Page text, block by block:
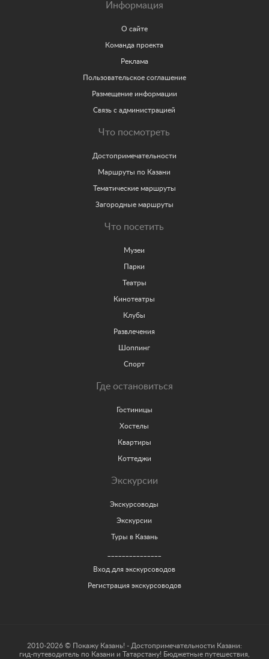
Информация
О сайте
Команда проекта
Реклама
Пользовательское соглашение
Размещение информации
Связь с администрацией
Что посмотреть
Достопримечательности
Маршруты по Казани
Тематические маршруты
Загородные маршруты
Что посетить
Музеи
Парки
Театры
Кинотеатры
Клубы
Развлечения
Шоппинг
Спорт
Где остановиться
Гостиницы
Хостелы
Квартиры
Коттеджи
Экскурсии
Экскурсоводы
Экскурсии
Туры в Казань
Вход для экскурсоводов
Регистрация экскурсоводов
2010-2026 © Покажу Казань! - Достопримечательности Казани:
гид-путеводитель по Казани и Татарстану! Бюджетные путешествия,